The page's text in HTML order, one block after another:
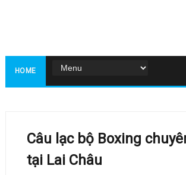
HOME
Câu lạc bộ Boxing
tại Lai Châu